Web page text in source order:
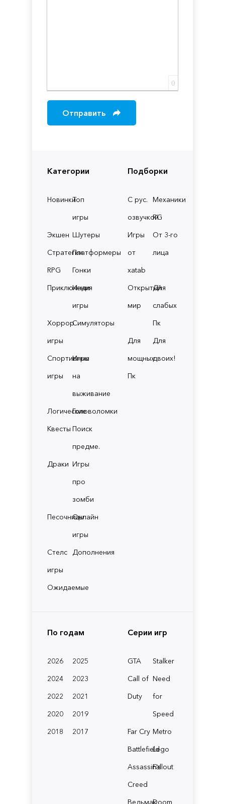
Категории
НовинкиТоп
игры
Экшен Шутеры
СтратегииПлатформеры
RPG
Гонки
Приключения
Инди
игры
Хоррор
игры
Симуляторы
Спортивные
игры
Игры
на
выживание
ЛогическиеГоловоломки
Квесты Поиск
предме.
Драки Игры
про
зомби
ПесочницыОнлайн
игры
Стелс
игры
Дополнения
Ожидаемые
Подборки
С рус.
озвучкой
Механики
RG
Игры
от
xatab
От 3-го
лица
Открытый
мир
Для
слабых
Пк
Для
мощных
Пк
Для
двоих!
По годам
2026
2025
2024
2023
2022
2021
2020
2019
2018
2017
Серии игр
GTA
Stalker
Call of
Duty
Need
for
Speed
Far Cry Metro
BattlefieldLego
Assassin's
Creed
Fallout
ВедьмакDoom
0
Отправить